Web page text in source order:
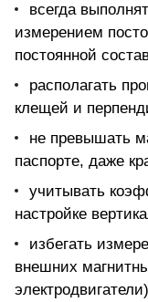
всегда
измерением
постоянной
располагать
клещей и
не превышать
паспорте, даже
учитывать
настройке
избегать
внешних